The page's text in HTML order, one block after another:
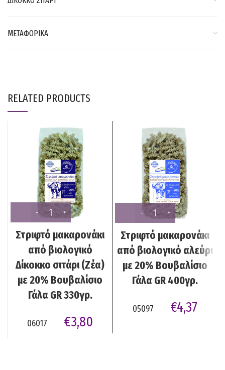
ΜΕΤΑΦΟΡΙΚΑ
RELATED PRODUCTS
Στριφτό μακαρονάκι
από βιολογικό
Δίκοκκο σιτάρι (Ζέα)
με 20% Βουβαλίσιο
Γάλα GR 330γρ.
06017 €3,80
Στριφτό μακαρονάκι
από βιολογικό αλεύρι
με 20% Βουβαλίσιο
Γάλα GR 400γρ.
05097 €4,37